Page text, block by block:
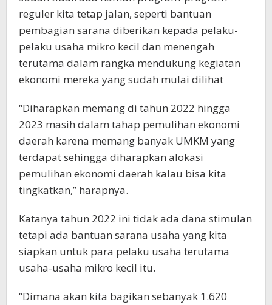
reguler kita tetap jalan, seperti bantuan
pembagian sarana diberikan kepada pelaku-
pelaku usaha mikro kecil dan menengah
terutama dalam rangka mendukung kegiatan
ekonomi mereka yang sudah mulai dilihat
“Diharapkan memang di tahun 2022 hingga
2023 masih dalam tahap pemulihan ekonomi
daerah karena memang banyak UMKM yang
terdapat sehingga diharapkan alokasi
pemulihan ekonomi daerah kalau bisa kita
tingkatkan,” harapnya.
Katanya tahun 2022 ini tidak ada dana stimulan
tetapi ada bantuan sarana usaha yang kita
siapkan untuk para pelaku usaha terutama
usaha-usaha mikro kecil itu.
“Dimana akan kita bagikan sebanyak 1.620